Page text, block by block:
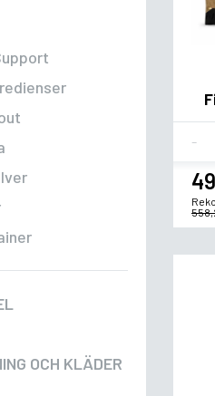
OCH KLÄDER